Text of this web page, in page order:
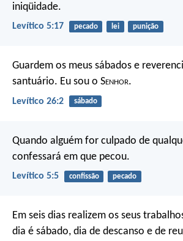
iniqüidade.
Levítico 5:17 pecado lei punição
Guardem os meus sábados e
santuário. Eu sou o Senhor.
Levítico 26:2 sábado
Quando alguém for culpado de
confessará em que pecou.
Levítico 5:5 confissão pecado
Em seis dias realizem os seus
dia é sábado, dia de descanso e de